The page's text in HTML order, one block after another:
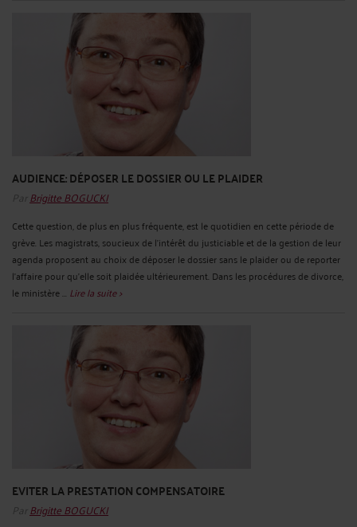
AUDIENCE: DÉPOSER LE DOSSIER OU LE PLAIDER
Par Brigitte BOGUCKI
Cette question, de plus en plus fréquente, est le quotidien en cette période de
grève. Les magistrats, soucieux de l'intérêt du justiciable et de la gestion de leur
agenda proposent au choix de déposer le dossier sans le plaider ou de reporter
l'affaire pour qu'elle soit plaidée ultérieurement. Dans les procédures de divorce,
le ministère ... Lire la suite >
EVITER LA PRESTATION COMPENSATOIRE
Par Brigitte BOGUCKI